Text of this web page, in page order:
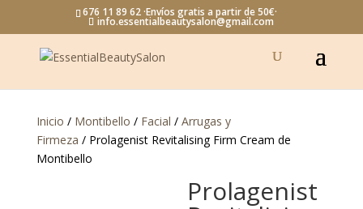
676 11 89 62 ·Envíos gratis a partir de 50€·
info.essentialbeautysalon@gmail.com
Inicio / Montibello / Facial / Arrugas y
Firmeza / Prolagenist Revitalising Firm Cream de
Montibello
Prolagenist